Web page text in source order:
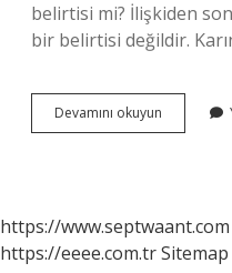
belirtisi mi? İlişkiden
bir belirtisi değildir.
Devamını okuyun
Sonra
https://www.septwaant.com
https://eeee.com.trSitemap